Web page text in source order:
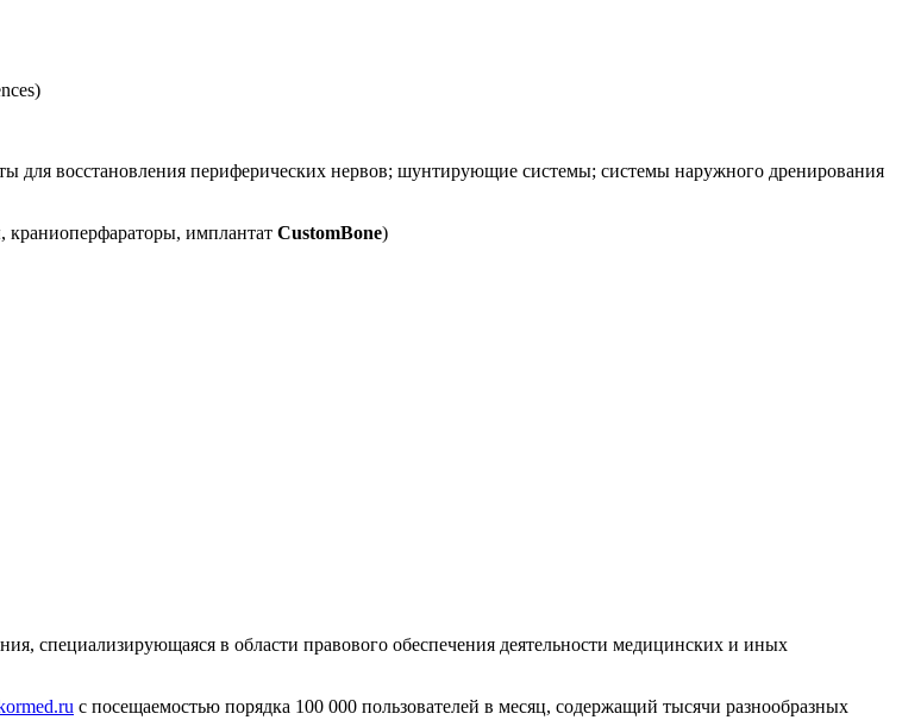
восстановления периферических нервов; шунтирующие системы; системы наружного дренирования
имплантат CustomBone)
специализирующаяся в области правового обеспечения деятельности медицинских и иных
с посещаемостью порядка 100 000 пользователей в месяц, содержащий тысячи разнообразных